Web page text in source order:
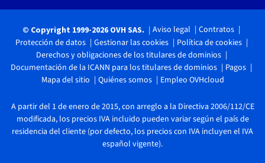
© Copyright 1999-2026 OVH SAS. Aviso legal
Contratos
Protección de datos
Gestionar las cookies
Política de cookies
Derechos y obligaciones de los titulares de dominios
Documentación de la ICANN para los titulares de dominios
Pagos
Mapa del sitio
Quiénes somos Empleo OVHcloud
A partir del 1 de enero de 2015, con arreglo a la Directiva 2006/112/CE
modificada, los precios IVA incluido pueden variar según el país de
residencia del cliente (por defecto, los precios con IVA incluyen el IVA
español vigente).